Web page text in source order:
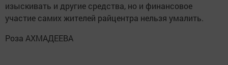
изыскивать и другие средства, но и финансовое
участие самих жителей райцентра нельзя умалить.
Роза АХМАДЕЕВА